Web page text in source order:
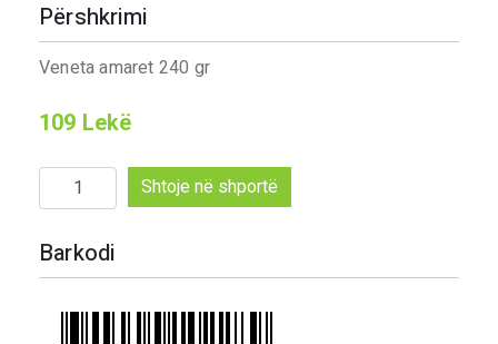
Përshkrimi
Veneta amaret 240 gr
109 Lekë
Sasi
Veneta
240
gr
Shtoje në shportë
Barkodi